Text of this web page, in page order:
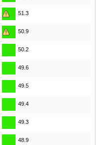
51.3
50.9
50.2
49.6
49.5
49.4
49.3
48.9